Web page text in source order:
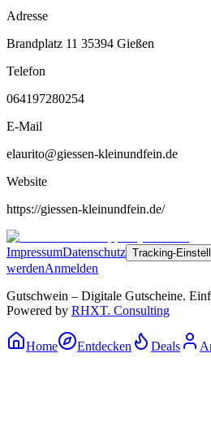
Adresse
Brandplatz 11 35394 Gießen
Telefon
064197280254
E-Mail
elaurito@giessen-kleinundfein.de
Website
https://giessen-kleinundfein.de/
ImpressumDatenschutz Tracking-
werdenAnmelden
Gutschwein – Digitale Gutscheine.
Powered by RHXT. Consulting
Home Entdecken Deals